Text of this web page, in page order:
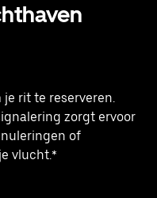
rit te reserveren.
zorgt ervoor
of
vlucht.*